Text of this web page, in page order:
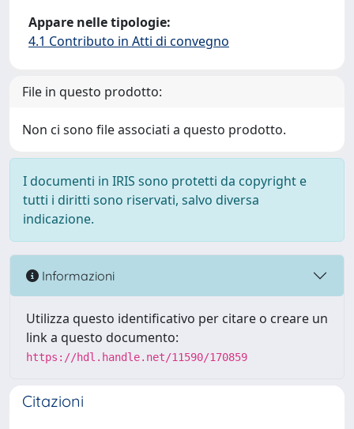
Appare nelle tipologie:
4.1 Contributo in Atti di convegno
File in questo prodotto:
Non ci sono file associati a questo prodotto.
I documenti in IRIS sono protetti da copyright e
tutti i diritti sono riservati, salvo diversa
indicazione.
Informazioni
Utilizza questo identificativo per citare o creare un
link a questo documento:
https://hdl.handle.net/11590/170859
Citazioni